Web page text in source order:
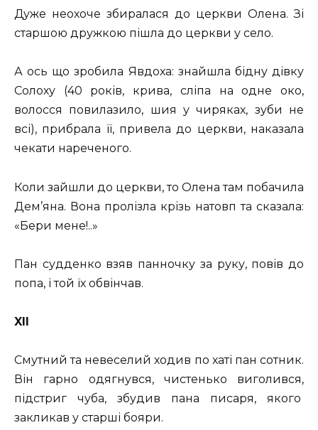
Дуже неохоче збиралася до церкви Олена. Зі
старшою дружкою пішла до церкви у село.
А ось що зробила Явдоха: знайшла бідну дівку
Солоху (40 років, крива, сліпа на одне око,
волосся повилазило, шия у чиряках, зуби не
всі), прибрала її, привела до церкви, наказала
чекати нареченого.
Коли зайшли до церкви, то Олена там побачила
Дем’яна. Вона пролізла крізь натовп та сказала:
«Бери мене!..»
Пан судденко взяв панночку за руку, повів до
попа, і той їх обвінчав.
XII
Смутний та невеселий ходив по хаті пан сотник.
Він гарно одягнувся, чистенько виголився,
підстриг чуба, збудив пана писаря, якого
закликав у старші бояри.